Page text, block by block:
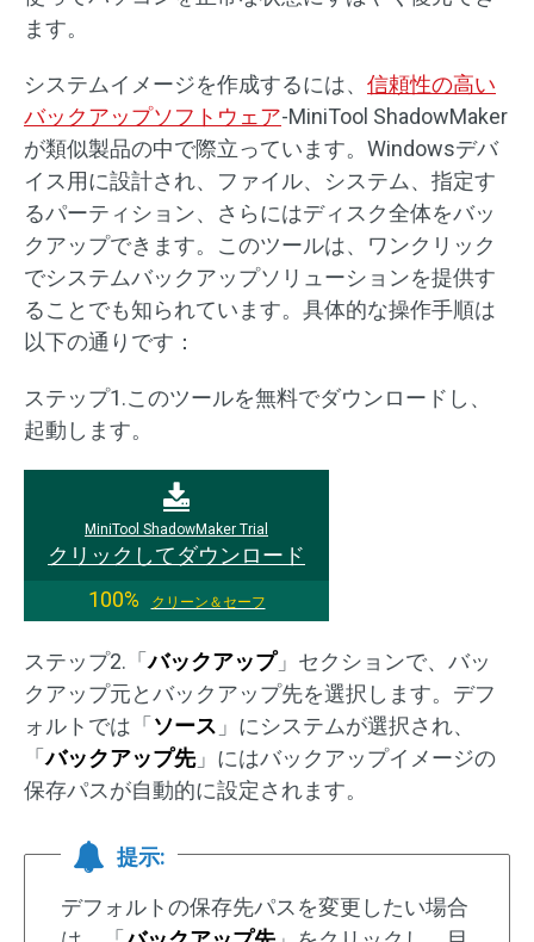
ます。
システムイメージを作成するには、 信頼性の高い
バックアップソフトウェア-MiniTool ShadowMaker
が類似製品の中で際立っています。Windowsデバ
イス用に設計され、ファイル、システム、指定す
るパーティション、さらにはディスク全体をバッ
クアップできます。このツールは、ワンクリック
でシステムバックアップソリューションを提供す
ることでも知られています。具体的な操作手順は
以下の通りです：
ステップ1.このツールを無料でダウンロードし、
起動します。
MiniTool ShadowMaker Trial
クリックしてダウンロード
100%
クリーン＆セーフ
ステップ2.「バックアップ」セクションで、バッ
クアップ元とバックアップ先を選択します。デフ
ォルトでは「 ソース 」にシステムが選択され、
「バックアップ先」にはバックアップイメージの
保存パスが自動的に設定されます。
提示:
デフォルトの保存先パスを変更したい場合